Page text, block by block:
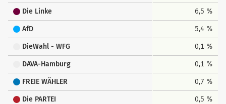
Die Linke 6,5 %
AfD 5,4 %
DieWahl - WFG 0,1 %
DAVA-Hamburg 0,1 %
FREIE WÄHLER 0,7 %
Die PARTEI 0,5 %